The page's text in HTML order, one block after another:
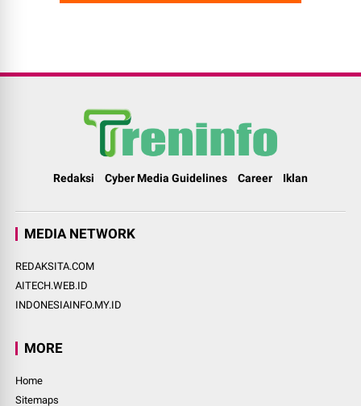
Redaksi Cyber Media Guidelines Career Iklan
MEDIA NETWORK
REDAKSITA.COM
AITECH.WEB.ID
INDONESIAINFO.MY.ID
MORE
Home
Sitemaps